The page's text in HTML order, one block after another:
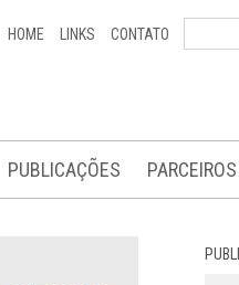
HOME LINKS CONTATO
PUBLICAÇÕES PARCEIROS